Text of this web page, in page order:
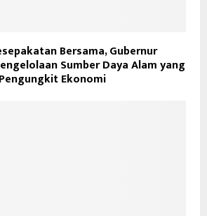
Bersama, Gubernur
Sumber Daya Alam yang
Ekonomi